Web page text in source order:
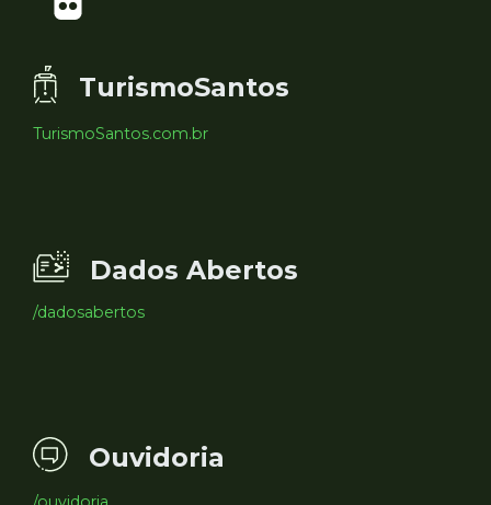
TurismoSantos
TurismoSantos.com.br
Dados Abertos
/dadosabertos
Ouvidoria